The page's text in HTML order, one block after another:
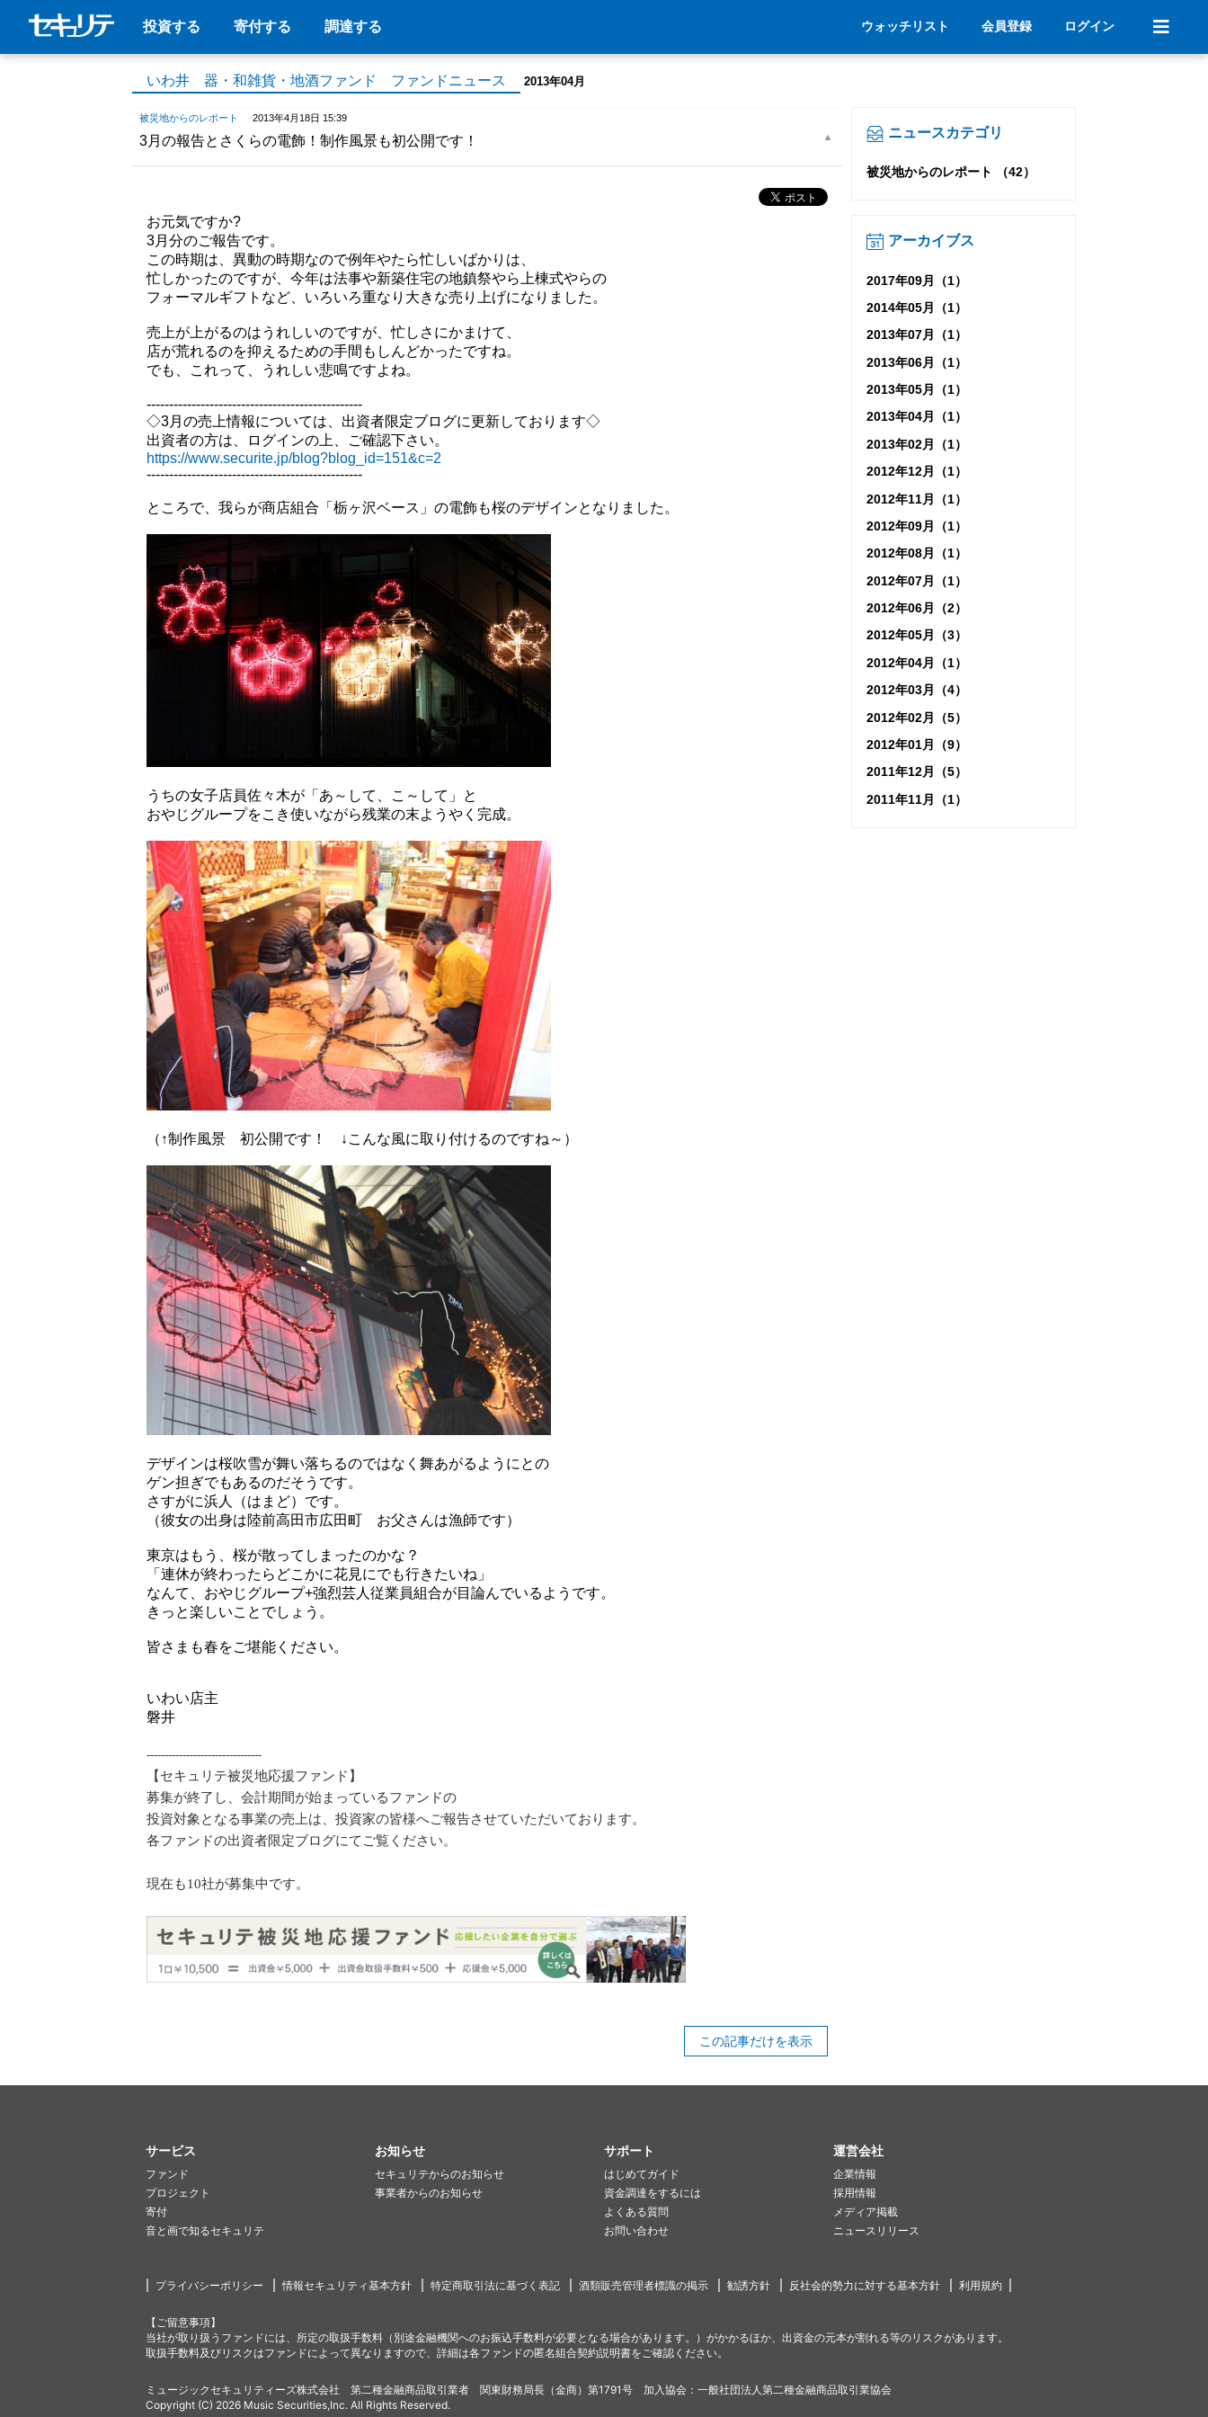
投資する 寄付する 調達する ウォッチリスト 会員登録 ログイン
いわ井 器・和雑貨・地酒ファンド ファンドニュース 2013年04月
被災地からのレポート 2013年4月18日 15:39
3月の報告とさくらの電飾！制作風景も初公開です！
お元気ですか?
3月分のご報告です。
この時期は、異動の時期なので例年やたら忙しいばかりは、
忙しかったのですが、今年は法事や新築住宅の地鎮祭やら上棟式やらの
フォーマルギフトなど、いろいろ重なり大きな売り上げになりました。
売上が上がるのはうれしいのですが、忙しさにかまけて、
店が荒れるのを抑えるための手間もしんどかったですね。
でも、これって、うれしい悲鳴ですよね。
------------------------------------------------
◇3月の売上情報については、出資者限定ブログに更新しております◇
出資者の方は、ログインの上、ご確認下さい。
https://www.securite.jp/blog?blog_id=151&c=2
------------------------------------------------
ところで、我らが商店組合「栃ヶ沢ベース」の電飾も桜のデザインとなりました。
うちの女子店員佐々木が「あ～して、こ～して」と
おやじグループをこき使いながら残業の末ようやく完成。
（↑制作風景 初公開です！ ↓こんな風に取り付けるのですね～）
デザインは桜吹雪が舞い落ちるのではなく舞あがるようにとの
ゲン担ぎでもあるのだそうです。
さすがに浜人（はまど）です。
（彼女の出身は陸前高田市広田町 お父さんは漁師です）
東京はもう、桜が散ってしまったのかな？
「連休が終わったらどこかに花見にでも行きたいね」
なんて、おやじグループ+強烈芸人従業員組合が目論んでいるようです。
きっと楽しいことでしょう。
皆さまも春をご堪能ください。
いわい店主
磐井
--------------------------------
【セキュリテ被災地応援ファンド】
募集が終了し、 会計期間が始まっているファンドの
投資対象となる事業の売上は、投資家の皆様へご報告させていただいております。
各ファンドの出資者限定ブログにてご覧ください。
現在も10社が募集中です。
この記事だけを表示
ニュースカテゴリ
被災地からのレポート （42）
アーカイブス
2017年09月（1）
2014年05月（1）
2013年07月（1）
2013年06月（1）
2013年05月（1）
2013年04月（1）
2013年02月（1）
2012年12月（1）
2012年11月（1）
2012年09月（1）
2012年08月（1）
2012年07月（1）
2012年06月（2）
2012年05月（3）
2012年04月（1）
2012年03月（4）
2012年02月（5）
2012年01月（9）
2011年12月（5）
2011年11月（1）
サービス
ファンド
プロジェクト
寄付
音と画で知るセキュリテ
お知らせ
セキュリテからのお知らせ
事業者からのお知らせ
サポート
はじめてガイド
資金調達をするには
よくある質問
お問い合わせ
運営会社
企業情報
採用情報
メディア掲載
ニュースリリース
プライバシーポリシー 情報セキュリティ基本方針 特定商取引法に基づく表記 酒類販売管理者標識の掲示 勧誘方針 反社会的勢力に対する基本方針 利用規約
【ご留意事項】
当社が取り扱うファンドには、所定の取扱手数料（別途金融機関へのお振込手数料が必要となる場合があります。）がかかるほか、出資金の元本が割れる等のリスクがあります。
取扱手数料及びリスクはファンドによって異なりますので、詳細は各ファンドの匿名組合契約説明書をご確認ください。
ミュージックセキュリティーズ株式会社 第二種金融商品取引業者 関東財務局長（金商）第1791号 加入協会：一般社団法人第二種金融商品取引業協会
Copyright (C) 2026 Music Securities,Inc. All Rights Reserved.